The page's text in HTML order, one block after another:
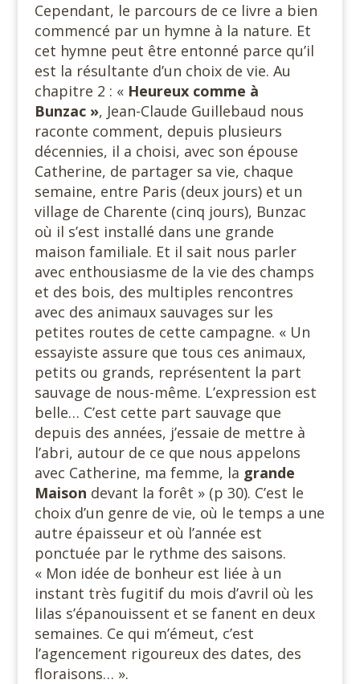
Cependant, le parcours de ce livre a bien
commencé par un hymne à la nature. Et
cet hymne peut être entonné parce qu’il
est la résultante d’un choix de vie. Au
chapitre 2 : « Heureux comme à
Bunzac », Jean-Claude Guillebaud nous
raconte comment, depuis plusieurs
décennies, il a choisi, avec son épouse
Catherine, de partager sa vie, chaque
semaine, entre Paris (deux jours) et un
village de Charente (cinq jours), Bunzac
où il s’est installé dans une grande
maison familiale. Et il sait nous parler
avec enthousiasme de la vie des champs
et des bois, des multiples rencontres
avec des animaux sauvages sur les
petites routes de cette campagne. « Un
essayiste assure que tous ces animaux,
petits ou grands, représentent la part
sauvage de nous-même. L’expression est
belle… C’est cette part sauvage que
depuis des années, j’essaie de mettre à
l’abri, autour de ce que nous appelons
avec Catherine, ma femme, la grande
Maison devant la forêt » (p 30). C’est le
choix d’un genre de vie, où le temps a une
autre épaisseur et où l’année est
ponctuée par le rythme des saisons.
« Mon idée de bonheur est liée à un
instant très fugitif du mois d’avril où les
lilas s’épanouissent et se fanent en deux
semaines. Ce qui m’émeut, c’est
l’agencement rigoureux des dates, des
floraisons… ».